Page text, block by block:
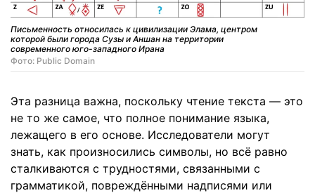
Письменность относилась к цивилизации Элама, центром
которой были города Сузы и Аншан на территории
современного юго-западного Ирана
Фото: Public Domain
Эта разница важна, поскольку чтение текста — это
не то же самое, что полное понимание языка,
лежащего в его основе. Исследователи могут
знать, как произносились символы, но всё равно
сталкиваются с трудностями, связанными с
грамматикой, повреждёнными надписями или